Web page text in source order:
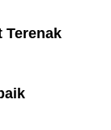
Terenak